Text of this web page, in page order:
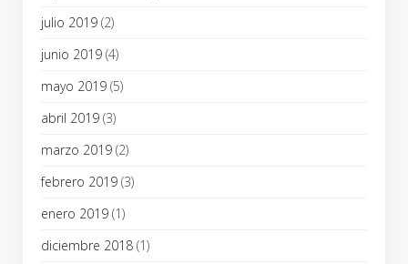
julio 2019 (2)
junio 2019 (4)
mayo 2019 (5)
abril 2019 (3)
marzo 2019 (2)
febrero 2019 (3)
enero 2019 (1)
diciembre 2018 (1)